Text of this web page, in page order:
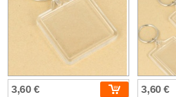
3,60 € 3,60 €